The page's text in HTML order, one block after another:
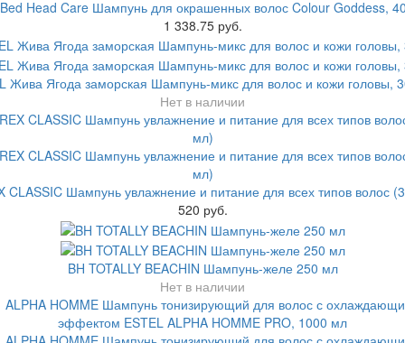
Head Care Шампунь для окрашенных волос Colour Goddess,
1 338.75 руб.
Жива Ягода заморская Шампунь-микс для волос и кожи головы,
Нет в наличии
CLASSIC Шампунь увлажнение и питание для всех типов волос
520 руб.
BH TOTALLY BEACHIN Шампунь-желе 250 мл
Нет в наличии